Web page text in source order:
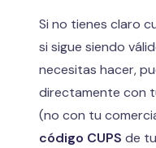
Si no tienes claro
si sigue siendo
necesitas hacer,
directamente con
(no con tu
código CUPS de